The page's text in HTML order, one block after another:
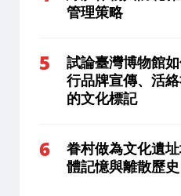
管理策略
試論臺灣博物館
行品牌宣傳、活
的文化標記
眷村做為文化遺
體記憶與離散歷史